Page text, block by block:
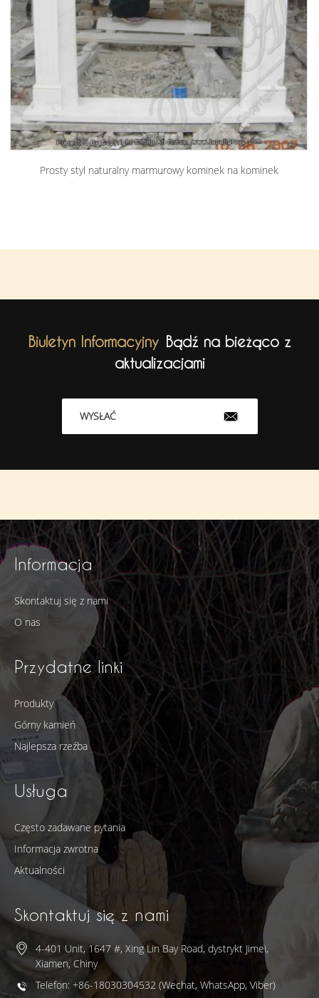
Prosty styl naturalny marmurowy kominek na kominek
Biuletyn Informacyjny Bądź na bieżąco z
aktualizacjami
WYSŁAĆ
Informacja
Skontaktuj się z nami
O nas
Przydatne linki
Produkty
Górny kamień
Najlepsza rzeźba
Usługa
Często zadawane pytania
Informacja zwrotna
Aktualności
Skontaktuj się z nami
4-401 Unit, 1647 #, Xing Lin Bay Road, dystrykt Jimei,
Xiamen, Chiny
Telefon: +86-18030304532 (Wechat, WhatsApp, Viber)